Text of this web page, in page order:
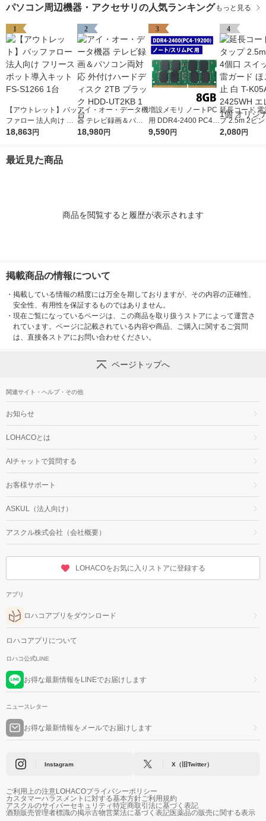
パソコン周辺機器・アクセサリの人気ランキング もっと見る
1
【アウトレット】バッ
ファロー 法人向け フ
リースポット導入キッ
18,863円
2
アイ・オー・データ機
器 テレビ録画＆パソ
コン両対応 外付けハ
18,980円
3
増設メモリ ノートPC
用 DDR4-2400 PC4-1
9200 8GB S.O.DIMM
9,590円
4
延長コード 電
プ 2.5m 2ピ
スイッチ付 雷
2,080円
最近見た商品
商品を閲覧すると履歴が表示されます
掲載商品の情報について
・ 掲載している情報の精度には万全を期しておりますが、その内容の正確性、
安全性、有用性を保証するものではありません。
・ 現在ご覧になっているページは、この商品を取り扱うストアによって運営さ
れています。ページに記載されている内容や商品、ご購入に関するご質問
は、直接各ストアにお問い合わせください。
ページトップへ
関連サイト・ヘルプ・その他
お知らせ
LOHACOとは
AIチャットで質問する
お客様サポート
ASKUL（法人向け）
アスクル株式会社（会社概要）
LOHACOをお気に入りストアに登録する
アプリ
ロハコアプリをダウンロード
ロハコアプリについて
ロハコ公式LINE
お得な最新情報をLINEでお届けします
ニュースレター
お得な最新情報をメールでお届けします
Instagram X（旧Twitter）
ご利用上の注意LOHACOプライバシーポリシー
カスタマーハラスメントに対する基本方針ご利用規約
アスクルのサイバーセキュリティ特定商取引法に基づく表記
酒類販売管理者標識の掲示古物営業法に基づく表記医薬品の販売に関する表示